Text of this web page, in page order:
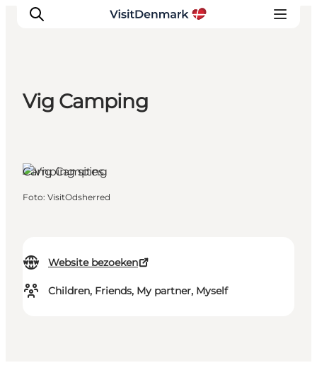
Wat te doen
Accommodaties
Plan je reis
Vig Camping
Website bezoeken
Children, Friends, My partner, Myself
Camping sites
Foto: VisitOdsherred